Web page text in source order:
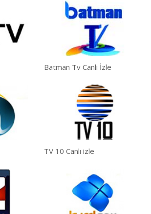
Batman Tv Canlı İzle
TV 10 Canlı izle